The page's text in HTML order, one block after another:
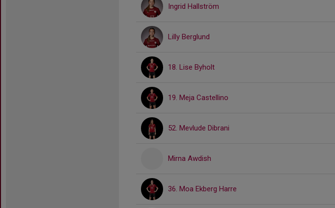
Ingrid Hallström
Lilly Berglund
18. Lise Byholt
19. Meja Castellino
52. Mevlude Dibrani
Mirna Awdish
36. Moa Ekberg Harre